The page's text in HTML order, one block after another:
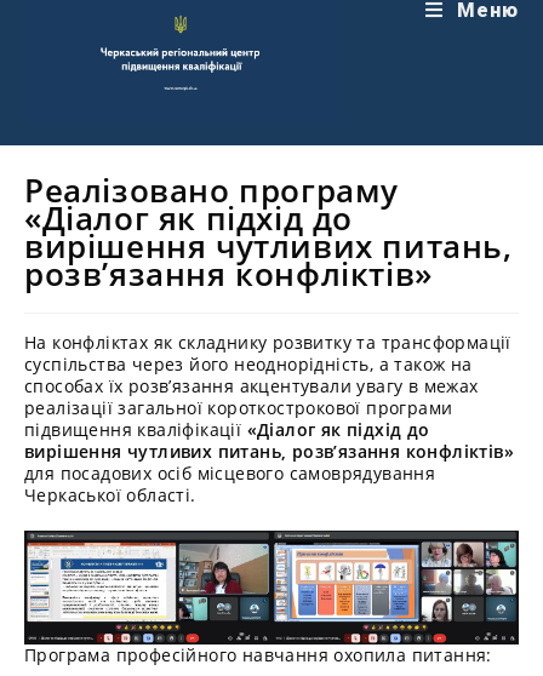
Меню
Реалізовано програму
«Діалог як підхід до
вирішення чутливих питань,
розв’язання конфліктів»
На конфліктах як складнику розвитку та трансформації
суспільства через його неоднорідність, а також на
способах їх розв’язання акцентували увагу в межах
реалізації загальної короткострокової програми
підвищення кваліфікації «Діалог як підхід до
вирішення чутливих питань, розв’язання конфліктів»
для посадових осіб місцевого самоврядування
Черкаської області.
Програма професійного навчання охопила питання: